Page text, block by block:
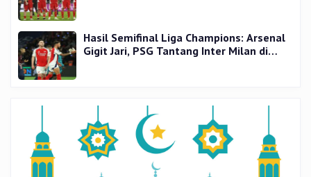
Hasil Semifinal Liga Champions: Arsenal
Gigit Jari, PSG Tantang Inter Milan di